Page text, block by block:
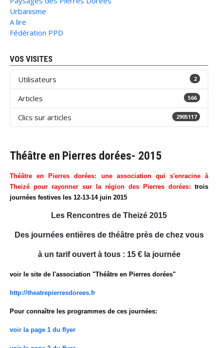
Urbanisme
A lire
Fédération PPD
VOS VISITES
Utilisateurs 2
Articles 566
Clics sur articles 2905117
Théâtre en Pierres dorées- 2015
Théâtre en Pierres dorées: une association qui s'enracine à
Theizé pour rayonner sur la région des Pierres dorées: trois
journées festives les 12-13-14 juin 2015
Les Rencontres de Theizé 2015
Des journées entières de théâtre près de chez vous
à un tarif ouvert à tous : 15 € la journée
voir le site de l'association "Théâtre en Pierres dorées"
http://theatrepierresdorees.fr
Pour connaître les programmes de ces journées:
voir la page 1 du flyer